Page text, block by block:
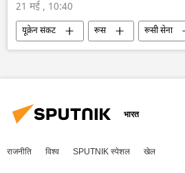
21 मई , 10:40
यूक्रेन संकट रूस
रूसी सेना
वायु रक्षा
यूक्रेन
यूक्रेन सशस्त्र
भारत
राजनीति विश्व SPUTNIK स्पेशल खेल